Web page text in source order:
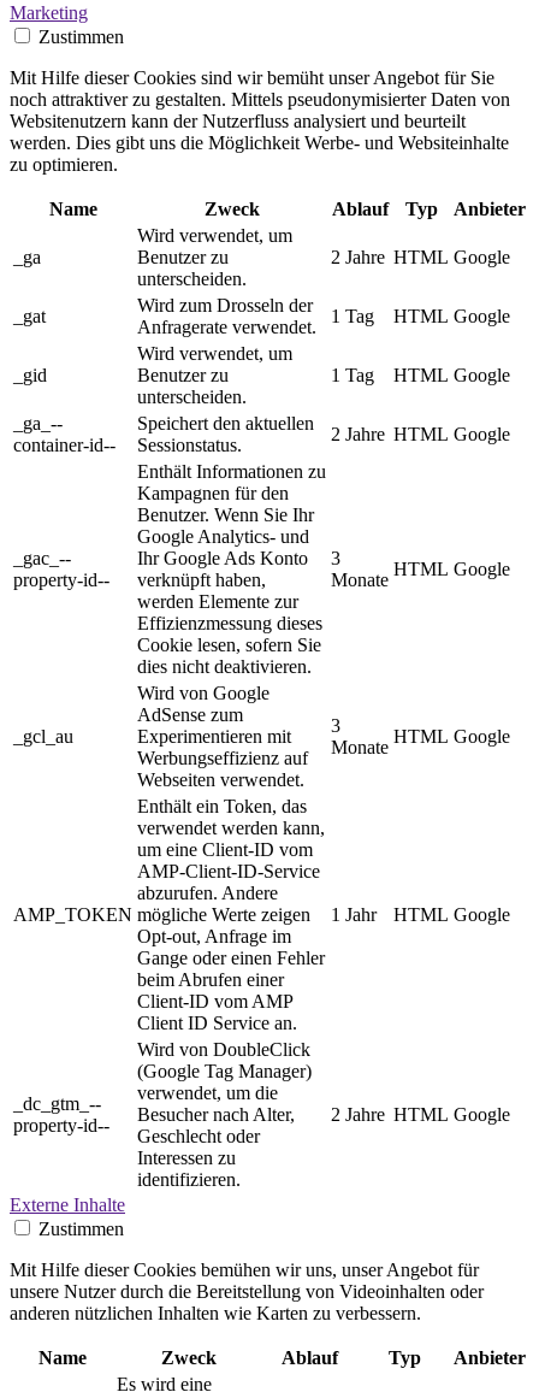
Marketing
Zustimmen
Mit Hilfe dieser Cookies sind wir bemüht unser Angebot für Sie
noch attraktiver zu gestalten. Mittels pseudonymisierter Daten von
Websitenutzern kann der Nutzerfluss analysiert und beurteilt
werden. Dies gibt uns die Möglichkeit Werbe- und Websiteinhalte
zu optimieren.
Name Zweck Ablauf Typ Anbieter
_ga
Wird verwendet, um
Benutzer zu
unterscheiden.
2 Jahre HTML Google
_gat
Wird zum Drosseln der
Anfragerate verwendet.
1 Tag HTML Google
_gid
Wird verwendet, um
Benutzer zu
unterscheiden.
1 Tag HTML Google
_ga_--
container-id--
Speichert den aktuellen
Sessionstatus.
2 Jahre HTML Google
_gac_--
property-id--
Enthält Informationen zu
Kampagnen für den
Benutzer. Wenn Sie Ihr
Google Analytics- und
Ihr Google Ads Konto
verknüpft haben,
werden Elemente zur
Effizienzmessung dieses
Cookie lesen, sofern Sie
dies nicht deaktivieren.
3
Monate
HTML Google
_gcl_au
Wird von Google
AdSense zum
Experimentieren mit
Werbungseffizienz auf
Webseiten verwendet.
3
Monate
HTML Google
AMP_TOKEN
Enthält ein Token, das
verwendet werden kann,
um eine Client-ID vom
AMP-Client-ID-Service
abzurufen. Andere
mögliche Werte zeigen
Opt-out, Anfrage im
Gange oder einen Fehler
beim Abrufen einer
Client-ID vom AMP
Client ID Service an.
1 Jahr HTML Google
_dc_gtm_--
property-id--
Wird von DoubleClick
(Google Tag Manager)
verwendet, um die
Besucher nach Alter,
Geschlecht oder
Interessen zu
identifizieren.
2 Jahre HTML Google
Externe Inhalte
Zustimmen
Mit Hilfe dieser Cookies bemühen wir uns, unser Angebot für
unsere Nutzer durch die Bereitstellung von Videoinhalten oder
anderen nützlichen Inhalten wie Karten zu verbessern.
Name Zweck Ablauf Typ
Anbieter
Es wird eine